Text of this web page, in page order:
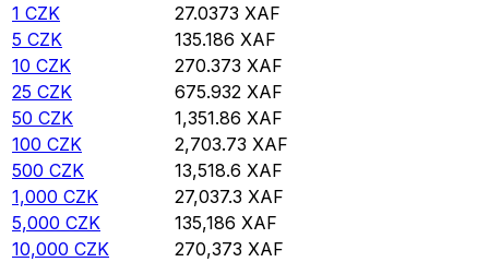
1 CZK 27.0373 XAF
5 CZK 135.186 XAF
10 CZK 270.373 XAF
25 CZK 675.932 XAF
50 CZK 1,351.86 XAF
100 CZK 2,703.73 XAF
500 CZK 13,518.6 XAF
1,000 CZK 27,037.3 XAF
5,000 CZK 135,186 XAF
10,000 CZK 270,373 XAF